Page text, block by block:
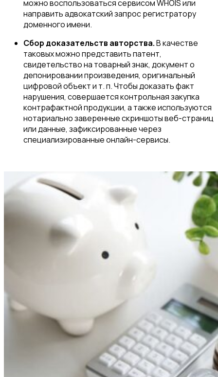
можно воспользоваться сервисом WHOIS или
направить адвокатский запрос регистратору
доменного имени.
Сбор доказательств авторства.В качестве
таковых можно представить патент,
свидетельство на товарный знак, документ о
депонировании произведения, оригинальный
цифровой объект и т. п. Чтобы доказать факт
нарушения, совершается контрольная закупка
контрафактной продукции, а также используются
нотариально заверенные скриншоты веб-страниц
или данные, зафиксированные через
специализированные онлайн-сервисы.